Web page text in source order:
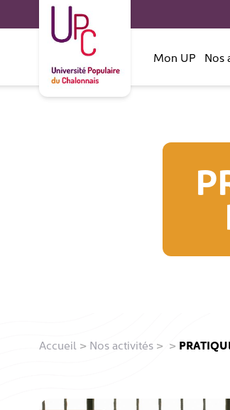
Mon UP Nos
Accueil > Nos activités> >